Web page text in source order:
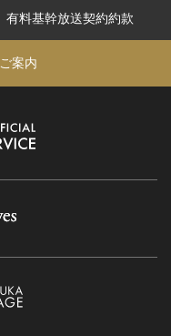
有料基幹放送契約約款
案内